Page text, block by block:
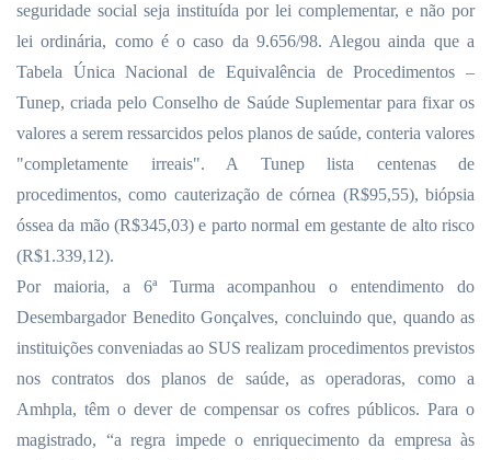
seguridade social seja instituída por lei complementar, e não por
lei ordinária, como é o caso da 9.656/98. Alegou ainda que a
Tabela Única Nacional de Equivalência de Procedimentos –
Tunep, criada pelo Conselho de Saúde Suplementar para fixar os
valores a serem ressarcidos pelos planos de saúde, conteria valores
"completamente irreais". A Tunep lista centenas de
procedimentos, como cauterização de córnea (R$95,55), biópsia
óssea da mão (R$345,03) e parto normal em gestante de alto risco
(R$1.339,12).
Por maioria, a 6ª Turma acompanhou o entendimento do
Desembargador Benedito Gonçalves, concluindo que, quando as
instituições conveniadas ao SUS realizam procedimentos previstos
nos contratos dos planos de saúde, as operadoras, como a
Amhpla, têm o dever de compensar os cofres públicos. Para o
magistrado, “a regra impede o enriquecimento da empresa às